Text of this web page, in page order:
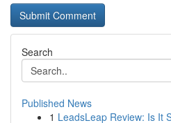
Search
Published News
1 LeadsLeap Review: Is It